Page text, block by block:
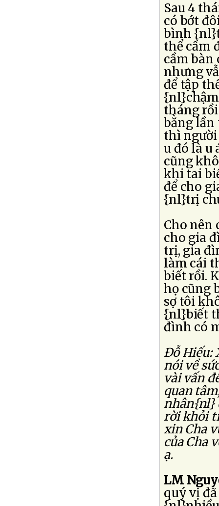
Sau 4
có bớt
bình
thể cầm
cầm bàn
nhưng
để tập
tháng
bằng lần
thì
u đó là
cũng
khi tai
để cho
{nl}trị
Cho nên
cho gia
trị, gia
làm cái
biết rồi.
họ cũng
sợ tôi
{nl}biết
đình có
Ðỗ Hiếu:
nói về
vài vấn
quan
nhân{nl}
rời khỏi
xin Cha
của Cha
ạ.
LM
quý vị